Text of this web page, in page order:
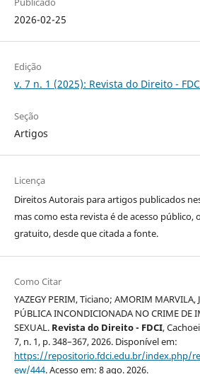
2026-02-25
Edição
v. 7 n. 1 (2025): Revista do Direito -
Seção
Artigos
Licença
Direitos Autorais para artigos publicados
mas como esta revista é de acesso público,
gratuito, desde que citada a fonte.
Como Citar
YAZEGY PERIM, Ticiano; AMORIM MARVILA,
PÚBLICA INCONDICIONADA NO CRIME DE
SEXUAL. Revista do Direito - FDCI,
7, n. 1, p. 348–367, 2026. Disponível em:
https://repositorio.fdci.edu.br/index.php/
ew/444. Acesso em: 8 ago. 2026.